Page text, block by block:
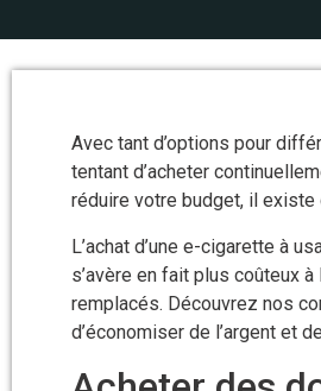
Avec tant d’options pour
tentant d’acheter
réduire votre budget, il
L’achat d’une e-cigarette à
s’avère en fait plus coûteux
remplacés. Découvrez nos
d’économiser de l’argent et